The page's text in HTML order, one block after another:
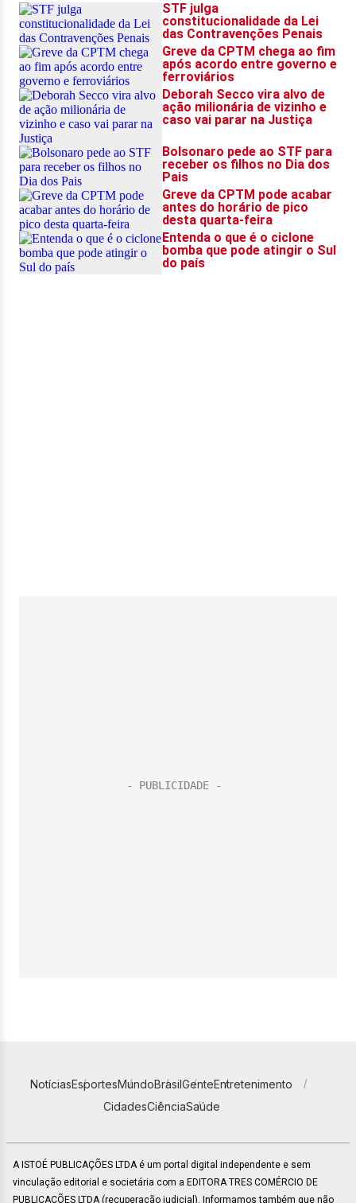
NotíciasEsportesMundoBrasilGenteEntretenimento
CidadesCiênciaSaúde
A ISTOÉ PUBLICAÇÕES LTDA é um portal digital independente e sem
vinculação editorial e societária com a EDITORA TRES COMÉRCIO DE
PUBLICACÕES LTDA (recuperação judicial). Informamos também que não